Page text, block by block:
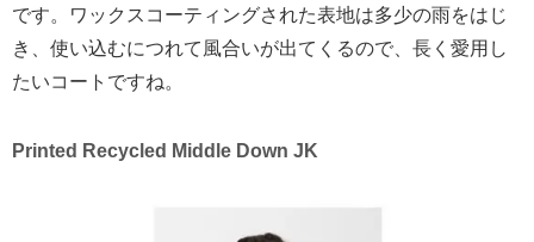
です。ワックスコーティングされた表地は多少の雨をはじ
き、使い込むにつれて風合いが出てくるので、長く愛用し
たいコートですね。
Printed Recycled Middle Down JK